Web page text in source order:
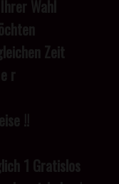
Wahl
Zeit
r
!!
1 Gratislos